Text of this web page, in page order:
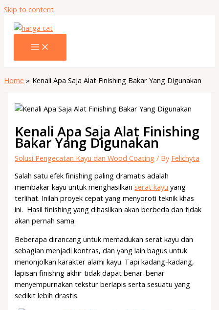
Skip to content
Home Kenali Apa Saja Alat Finishing Bakar Yang Digunakan
Kenali Apa Saja Alat Finishing
Bakar Yang Digunakan
Solusi Pengecatan Kayu dan Wood Coating / By Felichyta
Salah satu efek finishing paling dramatis adalah
membakar kayu untuk menghasilkanserat kayu yang
terlihat. Inilah proyek cepat yang menyoroti teknik khas
ini. Hasil finishing yang dihasilkan akan berbeda dan tidak
akan pernah sama.
Beberapa dirancang untuk memadukan serat kayu dan
sebagian menjadi kontras, dan yang lain bagus untuk
menonjolkan karakter alami kayu. Tapi kadang-kadang,
lapisan finishng akhir tidak dapat benar-benar
menyempurnakan tekstur berlapis serta sesuatu yang
sedikit lebih drastis.